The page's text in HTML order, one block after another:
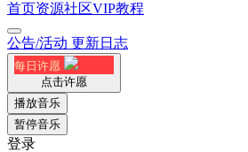
首页资源社区VIP教程
公告/活动 更新日志
每日许愿
点击许愿
播放音乐
暂停音乐
登录